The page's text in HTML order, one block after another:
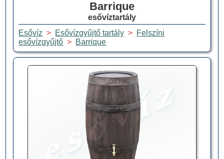
Barrique
esővíztartály
Esővíz > Esővízgyűjtő tartály > Felszíni
esővízgyűjtő > Barrique